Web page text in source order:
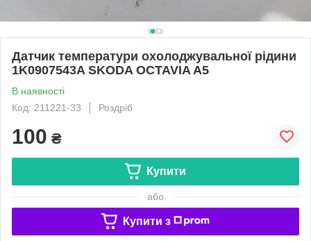
Датчик температури охолоджувальної рідини
1K0907543A SKODA OCTAVIA A5
В наявності
Код: 211221-33
Роздріб
100 ₴
Купити
або
Купити з